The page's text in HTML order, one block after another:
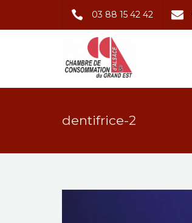
03 88 15 42 42
dentifrice-2